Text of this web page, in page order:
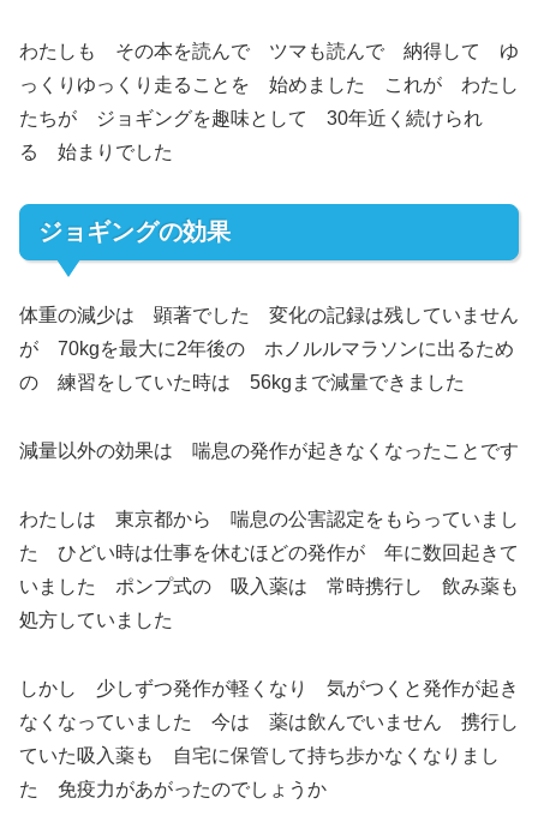
わたしも その本を読んで ツマも読んで 納得して ゆ
っくりゆっくり走ることを 始めました これが わたし
たちが ジョギングを趣味として 30年近く続けられ
る 始まりでした
ジョギングの効果
体重の減少は 顕著でした 変化の記録は残していません
が 70kgを最大に2年後の ホノルルマラソンに出るため
の 練習をしていた時は 56kgまで減量できました
減量以外の効果は 喘息の発作が起きなくなったことです
わたしは 東京都から 喘息の公害認定をもらっていまし
た ひどい時は仕事を休むほどの発作が 年に数回起きて
いました ポンプ式の 吸入薬は 常時携行し 飲み薬も
処方していました
しかし 少しずつ発作が軽くなり 気がつくと発作が起き
なくなっていました 今は 薬は飲んでいません 携行し
ていた吸入薬も 自宅に保管して持ち歩かなくなりまし
た 免疫力があがったのでしょうか